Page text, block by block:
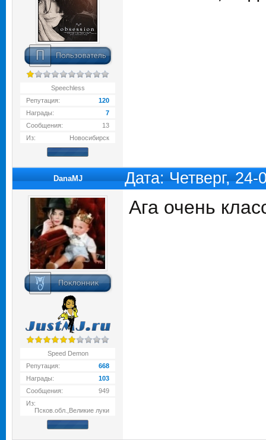
Speechless
Репутация:
120
Награды:
7
Сообщения:
13
Из:
Новосибирск
DanaMJ Дата: Четверг,
Speed Demon
Репутация:
668
Награды:
103
Сообщения:
949
Из:
Псков.обл.,Великие луки
Ага очень